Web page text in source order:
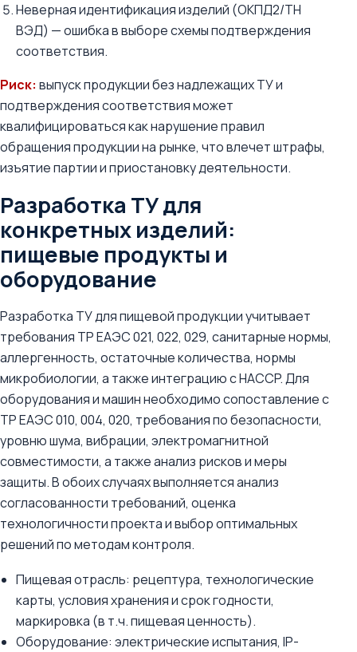
Неверная идентификация изделий (ОКПД2/ТН
ВЭД) — ошибка в выборе схемы подтверждения
соответствия.
Риск: выпуск продукции без надлежащих ТУ и
подтверждения соответствия может
квалифицироваться как нарушение правил
обращения продукции на рынке, что влечет штрафы,
изъятие партии и приостановку деятельности.
Разработка ТУ для
конкретных изделий:
пищевые продукты и
оборудование
Разработка ТУ для пищевой продукции учитывает
требования ТР ЕАЭС 021, 022, 029, санитарные нормы,
аллергенность, остаточные количества, нормы
микробиологии, а также интеграцию с HACCP. Для
оборудования и машин необходимо сопоставление с
ТР ЕАЭС 010, 004, 020, требования по безопасности,
уровню шума, вибрации, электромагнитной
совместимости, а также анализ рисков и меры
защиты. В обоих случаях выполняется анализ
согласованности требований, оценка
технологичности проекта и выбор оптимальных
решений по методам контроля.
Пищевая отрасль: рецептура, технологические
карты, условия хранения и срок годности,
маркировка (в т.ч. пищевая ценность).
Оборудование: электрические испытания, IP-